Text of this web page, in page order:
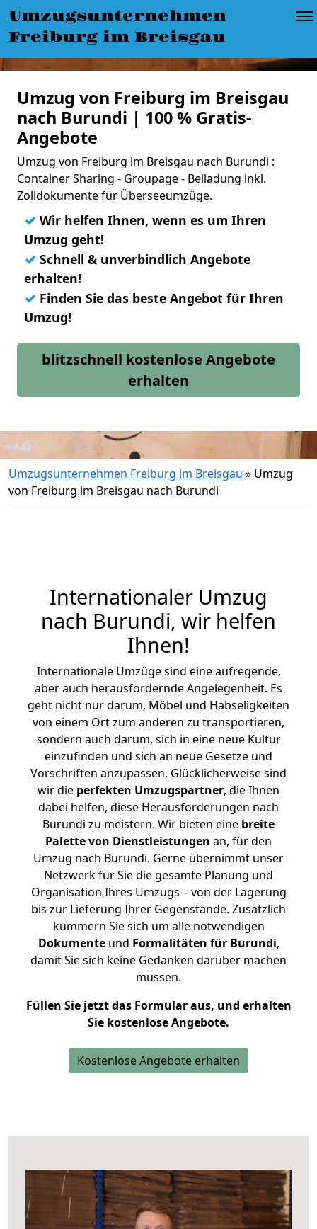
Umzugsunternehmen
Freiburg im Breisgau
Umzug von Freiburg im Breisgau
nach Burundi | 100 % Gratis-
Angebote
Umzug von Freiburg im Breisgau nach Burundi :
Container Sharing - Groupage - Beiladung inkl.
Zolldokumente für Überseeumzüge.
✓ Wir helfen Ihnen, wenn es um Ihren
Umzug geht!
✓ Schnell & unverbindlich Angebote
erhalten!
✓ Finden Sie das beste Angebot für Ihren
Umzug!
blitzschnell kostenlose Angebote
erhalten
Umzugsunternehmen Freiburg im Breisgau » Umzug
von Freiburg im Breisgau nach Burundi
Internationaler Umzug
nach Burundi, wir helfen
Ihnen!
Internationale Umzüge sind eine aufregende,
aber auch herausfordernde Angelegenheit. Es
geht nicht nur darum, Möbel und Habseligkeiten
von einem Ort zum anderen zu transportieren,
sondern auch darum, sich in eine neue Kultur
einzufinden und sich an neue Gesetze und
Vorschriften anzupassen. Glücklicherweise sind
wir die perfekten Umzugspartner, die Ihnen
dabei helfen, diese Herausforderungen nach
Burundi zu meistern. Wir bieten eine breite
Palette von Dienstleistungen an, für den
Umzug nach Burundi. Gerne übernimmt unser
Netzwerk für Sie die gesamte Planung und
Organisation Ihres Umzugs – von der Lagerung
bis zur Lieferung Ihrer Gegenstände. Zusätzlich
kümmern Sie sich um alle notwendigen
Dokumenteund Formalitäten für Burundi,
damit Sie sich keine Gedanken darüber machen
müssen.
Füllen Sie jetzt das Formular aus, und erhalten
Sie kostenlose Angebote.
Kostenlose Angebote erhalten